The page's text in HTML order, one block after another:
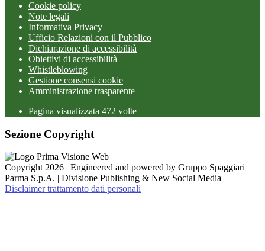
Cookie policy
Note legali
Informativa Privacy
Ufficio Relazioni con il Pubblico
Dichiarazione di accessibilità
Obiettivi di accessibilità
Whistleblowing
Gestione consensi cookie
Amministrazione trasparente
Pagina visualizzata 472 volte
Sezione Copyright
Copyright 2026 | Engineered and powered by Gruppo Spaggiari
Parma S.p.A. | Divisione Publishing & New Social Media
Disclaimer trattamento dati personali